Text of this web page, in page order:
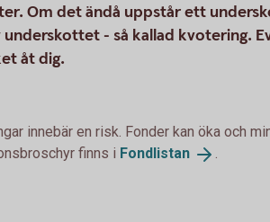
Om det ändå uppstår ett
- så kallad kvotering.
åt dig.
innebär en risk. Fonder kan öka och
finns i Fondlistan .